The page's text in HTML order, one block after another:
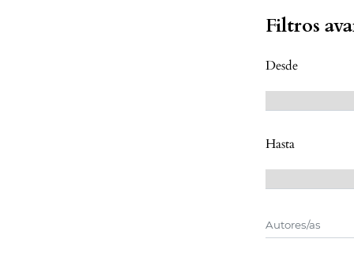
Filtros
Desde
Hasta